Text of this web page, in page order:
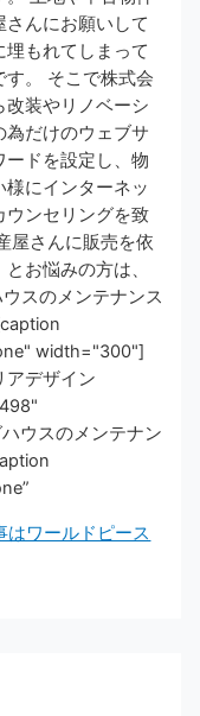
んにお願いして
埋もれてしまって
す。 そこで株式会
装やリノベーシ
為だけのウェブサ
ードを設定し、物
にインターネッ
ウンセリングを致
屋さんに販売を依
お悩みの方は、
スのメンテナンス
width="300"]
アデザイン
ウスのメンテナン
はワールドピース